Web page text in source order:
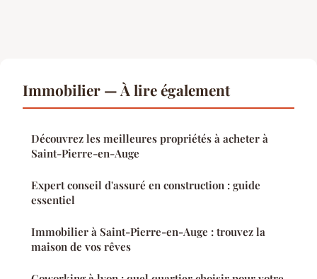
Immobilier — À lire également
Découvrez les meilleures propriétés à acheter à
Saint-Pierre-en-Auge
Expert conseil d'assuré en construction : guide
essentiel
Immobilier à Saint-Pierre-en-Auge : trouvez la
maison de vos rêves